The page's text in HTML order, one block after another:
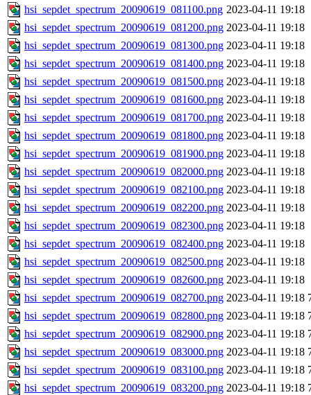
hsi_sepdet_spectrum_20090619_081100.png 2023-04-11 19:18
hsi_sepdet_spectrum_20090619_081200.png 2023-04-11 19:18
hsi_sepdet_spectrum_20090619_081300.png 2023-04-11 19:18
hsi_sepdet_spectrum_20090619_081400.png 2023-04-11 19:18
hsi_sepdet_spectrum_20090619_081500.png 2023-04-11 19:18
hsi_sepdet_spectrum_20090619_081600.png 2023-04-11 19:18
hsi_sepdet_spectrum_20090619_081700.png 2023-04-11 19:18
hsi_sepdet_spectrum_20090619_081800.png 2023-04-11 19:18
hsi_sepdet_spectrum_20090619_081900.png 2023-04-11 19:18
hsi_sepdet_spectrum_20090619_082000.png 2023-04-11 19:18
hsi_sepdet_spectrum_20090619_082100.png 2023-04-11 19:18
hsi_sepdet_spectrum_20090619_082200.png 2023-04-11 19:18
hsi_sepdet_spectrum_20090619_082300.png 2023-04-11 19:18
hsi_sepdet_spectrum_20090619_082400.png 2023-04-11 19:18
hsi_sepdet_spectrum_20090619_082500.png 2023-04-11 19:18
hsi_sepdet_spectrum_20090619_082600.png 2023-04-11 19:18
hsi_sepdet_spectrum_20090619_082700.png 2023-04-11 19:18
hsi_sepdet_spectrum_20090619_082800.png 2023-04-11 19:18
hsi_sepdet_spectrum_20090619_082900.png 2023-04-11 19:18
hsi_sepdet_spectrum_20090619_083000.png 2023-04-11 19:18
hsi_sepdet_spectrum_20090619_083100.png 2023-04-11 19:18
hsi_sepdet_spectrum_20090619_083200.png 2023-04-11 19:18